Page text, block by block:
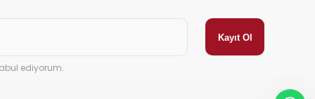
ediyorum.